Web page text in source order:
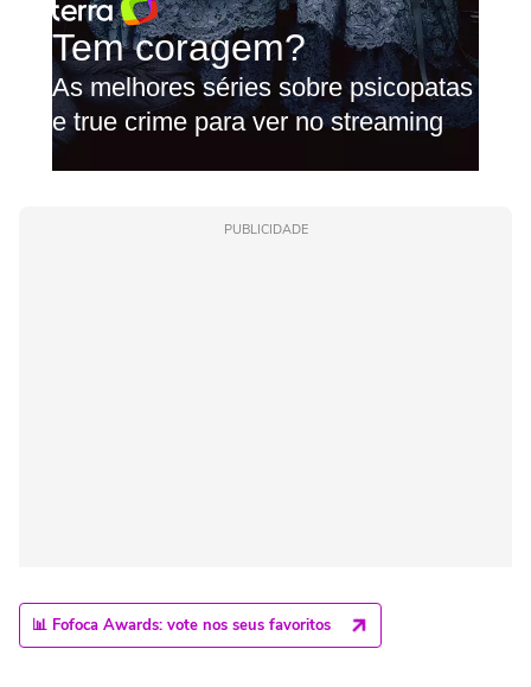
PUBLICIDADE
📊 Fofoca Awards: vote nos seus favoritos